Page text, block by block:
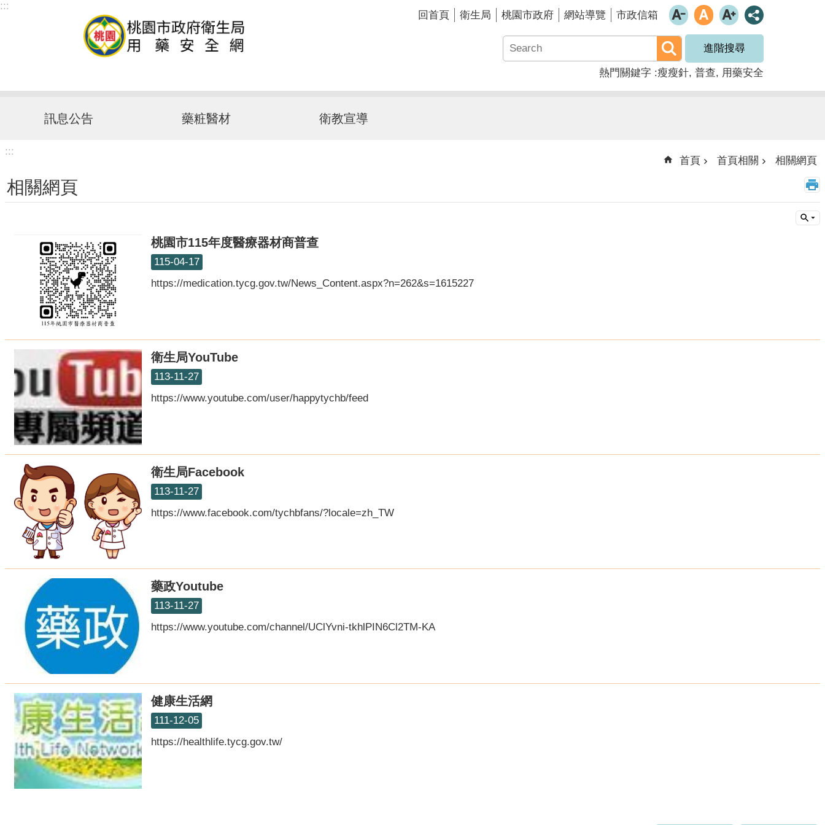
跳到主要內容區塊
:::
回首頁 衛生局 桃園市政府 網站導覽 市政信箱
進階搜尋
熱門關鍵字 瘦瘦針 普查 用藥安全
訊息公告 藥粧醫材 衛教宣導
:::
首頁 首頁相關 相關網頁
相關網頁
桃園市115年度醫療器材商普查
115-04-17
https://medication.tycg.gov.tw/News_Content.aspx?n=262&s=1615227
衛生局YouTube
113-11-27
https://www.youtube.com/user/happytychb/feed
衛生局Facebook
113-11-27
https://www.facebook.com/tychbfans/?locale=zh_TW
藥政Youtube
113-11-27
https://www.youtube.com/channel/UClYvni-tkhlPIN6Cl2TM-KA
健康生活網
111-12-05
https://healthlife.tycg.gov.tw/